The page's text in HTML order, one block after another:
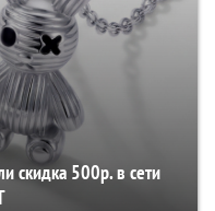
скидка 500р. в сети